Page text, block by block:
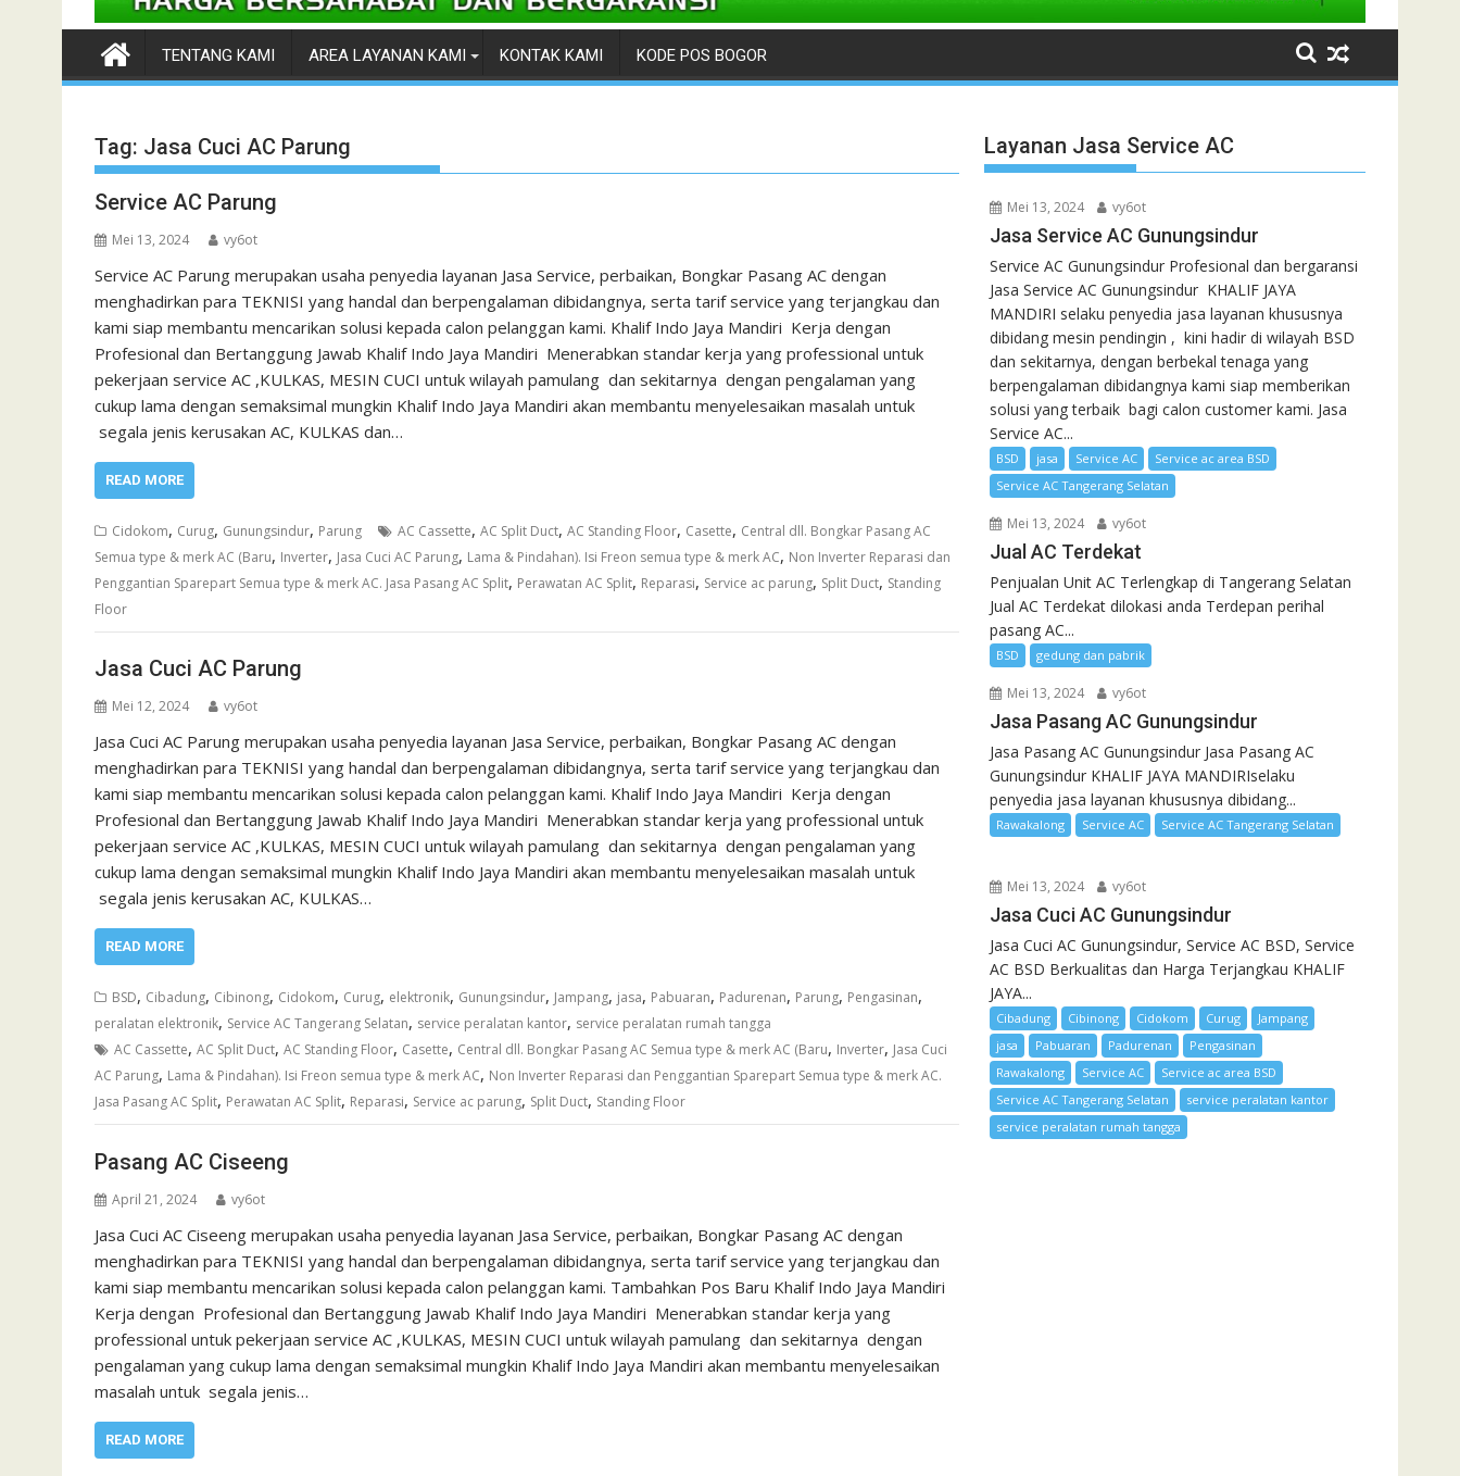
TENTANG KAMI AREA LAYANAN KAMI KONTAK KAMI KODE POS BOGOR
Tag: Jasa Cuci AC Parung
Service AC Parung
Mei 13, 2024 vy6ot
Service AC Parung merupakan usaha penyedia layanan Jasa Service, perbaikan, Bongkar Pasang AC dengan
menghadirkan para TEKNISI yang handal dan berpengalaman dibidangnya, serta tarif service yang terjangkau dan
kami siap membantu mencarikan solusi kepada calon pelanggan kami. Khalif Indo Jaya Mandiri Kerja dengan
Profesional dan Bertanggung Jawab Khalif Indo Jaya Mandiri Menerabkan standar kerja yang professional untuk
pekerjaan service AC ,KULKAS, MESIN CUCI untuk wilayah pamulang dan sekitarnya dengan pengalaman yang
cukup lama dengan semaksimal mungkin Khalif Indo Jaya Mandiri akan membantu menyelesaikan masalah untuk
segala jenis kerusakan AC, KULKAS dan…
READ MORE
Cidokom, Curug, Gunungsindur, Parung AC Cassette, AC Split Duct, AC Standing Floor, Casette, Central dll. Bongkar Pasang AC
Semua type & merk AC (Baru, Inverter, Jasa Cuci AC Parung, Lama & Pindahan). Isi Freon semua type & merk AC, Non Inverter Reparasi dan
Penggantian Sparepart Semua type & merk AC. Jasa Pasang AC Split, Perawatan AC Split, Reparasi, Service ac parung, Split Duct, Standing
Floor
Jasa Cuci AC Parung
Mei 12, 2024 vy6ot
Jasa Cuci AC Parung merupakan usaha penyedia layanan Jasa Service, perbaikan, Bongkar Pasang AC dengan
menghadirkan para TEKNISI yang handal dan berpengalaman dibidangnya, serta tarif service yang terjangkau dan
kami siap membantu mencarikan solusi kepada calon pelanggan kami. Khalif Indo Jaya Mandiri Kerja dengan
Profesional dan Bertanggung Jawab Khalif Indo Jaya Mandiri Menerabkan standar kerja yang professional untuk
pekerjaan service AC ,KULKAS, MESIN CUCI untuk wilayah pamulang dan sekitarnya dengan pengalaman yang
cukup lama dengan semaksimal mungkin Khalif Indo Jaya Mandiri akan membantu menyelesaikan masalah untuk
segala jenis kerusakan AC, KULKAS…
READ MORE
BSD, Cibadung, Cibinong, Cidokom, Curug, elektronik, Gunungsindur, Jampang, jasa, Pabuaran, Padurenan, Parung, Pengasinan,
peralatan elektronik, Service AC Tangerang Selatan, service peralatan kantor, service peralatan rumah tangga
AC Cassette, AC Split Duct, AC Standing Floor, Casette, Central dll. Bongkar Pasang AC Semua type & merk AC (Baru, Inverter, Jasa Cuci
AC Parung, Lama & Pindahan). Isi Freon semua type & merk AC, Non Inverter Reparasi dan Penggantian Sparepart Semua type & merk AC.
Jasa Pasang AC Split, Perawatan AC Split, Reparasi, Service ac parung, Split Duct, Standing Floor
Pasang AC Ciseeng
April 21, 2024 vy6ot
Jasa Cuci AC Ciseeng merupakan usaha penyedia layanan Jasa Service, perbaikan, Bongkar Pasang AC dengan
menghadirkan para TEKNISI yang handal dan berpengalaman dibidangnya, serta tarif service yang terjangkau dan
kami siap membantu mencarikan solusi kepada calon pelanggan kami. Tambahkan Pos Baru Khalif Indo Jaya Mandiri
Kerja dengan Profesional dan Bertanggung Jawab Khalif Indo Jaya Mandiri Menerabkan standar kerja yang
professional untuk pekerjaan service AC ,KULKAS, MESIN CUCI untuk wilayah pamulang dan sekitarnya dengan
pengalaman yang cukup lama dengan semaksimal mungkin Khalif Indo Jaya Mandiri akan membantu menyelesaikan
masalah untuk segala jenis…
READ MORE
Layanan Jasa Service AC
Mei 13, 2024 vy6ot
Jasa Service AC Gunungsindur
Service AC Gunungsindur Profesional dan bergaransi
Jasa Service AC Gunungsindur KHALIF JAYA
MANDIRI selaku penyedia jasa layanan khususnya
dibidang mesin pendingin , kini hadir di wilayah BSD
dan sekitarnya, dengan berbekal tenaga yang
berpengalaman dibidangnya kami siap memberikan
solusi yang terbaik bagi calon customer kami. Jasa
Service AC...
BSD jasa Service AC
Service ac area BSD
Service AC Tangerang Selatan
Mei 13, 2024 vy6ot
Jual AC Terdekat
Penjualan Unit AC Terlengkap di Tangerang Selatan
Jual AC Terdekat dilokasi anda Terdepan perihal
pasang AC...
BSD gedung dan pabrik
Mei 13, 2024 vy6ot
Jasa Pasang AC Gunungsindur
Jasa Pasang AC Gunungsindur Jasa Pasang AC
Gunungsindur KHALIF JAYA MANDIRIselaku
penyedia jasa layanan khususnya dibidang...
Rawakalong Service AC Service AC Tangerang Selatan
Mei 13, 2024 vy6ot
Jasa Cuci AC Gunungsindur
Jasa Cuci AC Gunungsindur, Service AC BSD, Service
AC BSD Berkualitas dan Harga Terjangkau KHALIF
JAYA...
Cibadung Cibinong Cidokom Curug
Jampang
jasa
Pabuaran Padurenan
Pengasinan
Rawakalong
Service AC
Service ac area BSD
Service AC Tangerang Selatan
service peralatan kantor
service peralatan rumah tangga